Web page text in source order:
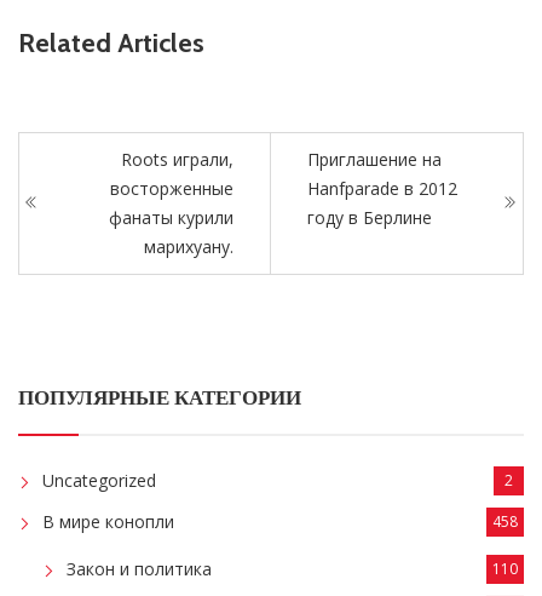
Related Articles
Roots играли,
восторженные
фанаты курили
марихуану.
Приглашение на
Hanfparade в 2012
году в Берлине
ПОПУЛЯРНЫЕ КАТЕГОРИИ
Uncategorized 2
В мире конопли 458
Закон и политика 110